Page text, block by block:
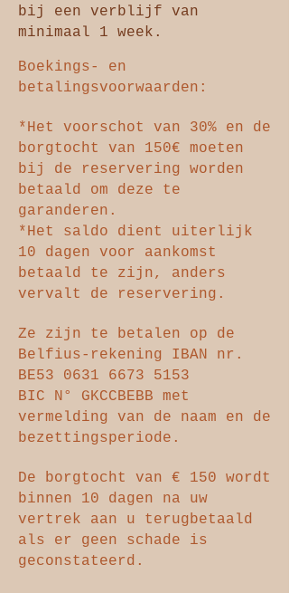
bij een verblijf van
minimaal 1 week.
Boekings- en
betalingsvoorwaarden:
*Het voorschot van 30% en de
borgtocht van 150€ moeten
bij de reservering worden
betaald om deze te
garanderen.
*Het saldo dient uiterlijk
10 dagen voor aankomst
betaald te zijn, anders
vervalt de reservering.
Ze zijn te betalen op de
Belfius-rekening IBAN nr.
BE53 0631 6673 5153
BIC N° GKCCBEBB met
vermelding van de naam en de
bezettingsperiode.
De borgtocht van € 150 wordt
binnen 10 dagen na uw
vertrek aan u terugbetaald
als er geen schade is
geconstateerd.